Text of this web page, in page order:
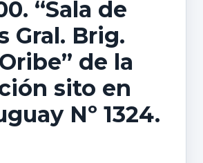
“Sala de
Gral. Brig.
de la
sito en
Nº 1324.